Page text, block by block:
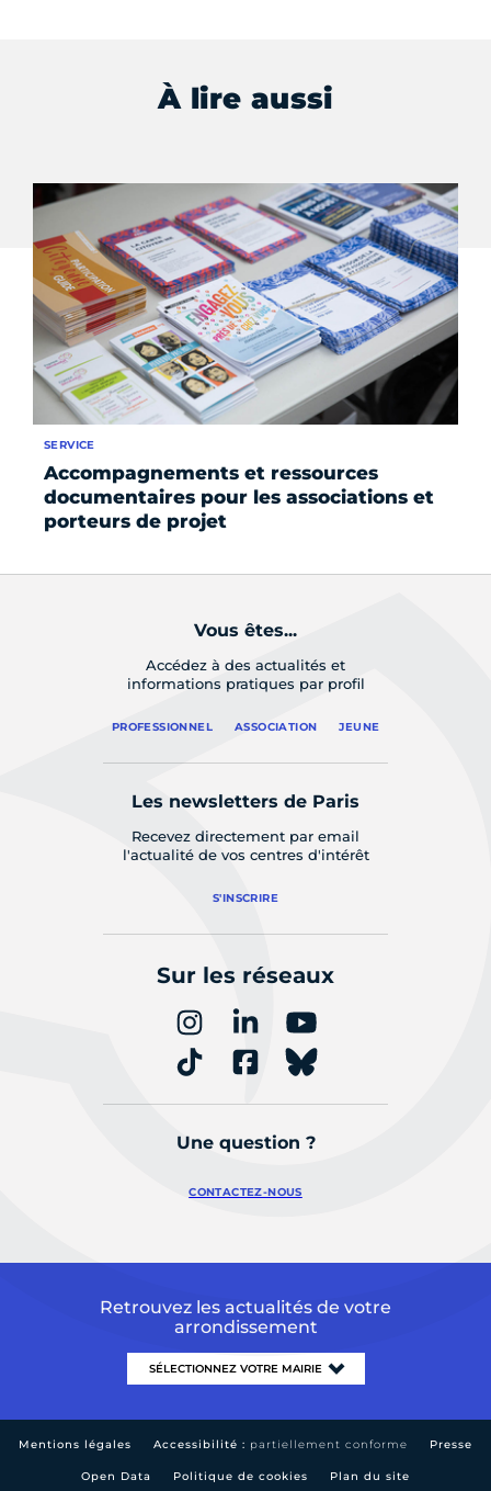
À lire aussi
Accompagnements et ressources
documentaires pour les associations et
porteurs de projet
SERVICE
Vous êtes...
Accédez à des actualités et
informations pratiques par profil
PROFESSIONNEL ASSOCIATION JEUNE
Les newsletters de Paris
Recevez directement par email
l'actualité de vos centres d'intérêt
S'INSCRIRE
Sur les réseaux
Une question ?
CONTACTEZ-NOUS
Retrouvez les actualités de votre
arrondissement
Mentions légales Accessibilité : partiellement conforme Presse
Open Data Politique de cookies Plan du site